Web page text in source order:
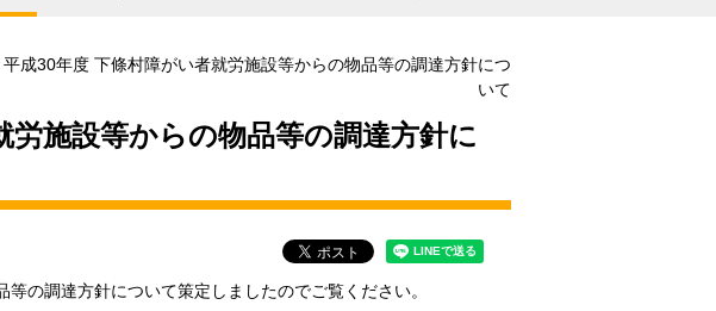
平成30年度 下條村障がい者就労施設等からの物品等の調達方針につ
いて
施設等からの物品等の調達方針に
の調達方針について策定しましたのでご覧ください。